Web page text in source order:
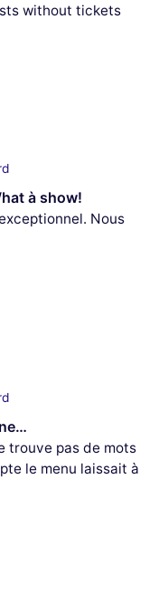
without tickets
à show!
Nous
trouve pas de mots
le menu laissait à